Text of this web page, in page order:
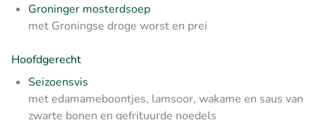
Groninger mosterdsoep
met Groningse droge worst en prei
Hoofdgerecht
Seizoensvis
met edamameboontjes, lamsoor, wakame en saus van
zwarte bonen en gefrituurde noedels